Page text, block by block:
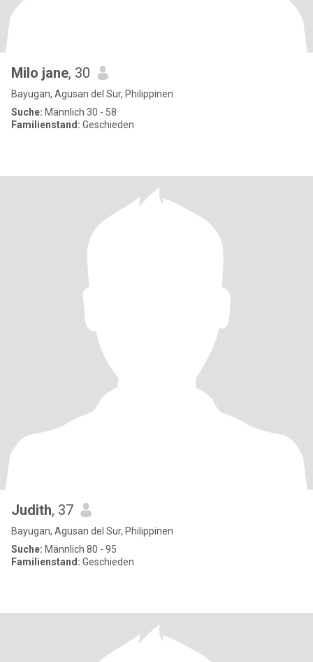
Milo jane, 30
Bayugan, Agusan del Sur, Philippinen
Suche: Männlich 30 - 58
Familienstand: Geschieden
Judith, 37
Bayugan, Agusan del Sur, Philippinen
Suche: Männlich 80 - 95
Familienstand: Geschieden